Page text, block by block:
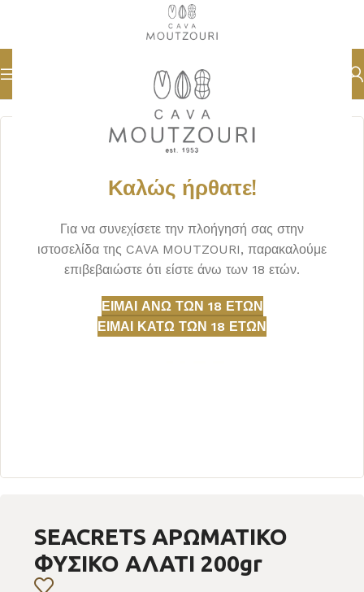
Καλώς ήρθατε!
Για να συνεχίσετε την πλοήγησή σας στην
ιστοσελίδα της CAVA MOUTZOURI, παρακαλούμε
επιβεβαιώστε ότι είστε άνω των 18 ετών.
ΕΊΜΑΙ ΆΝΩ ΤΩΝ 18 ΕΤΏΝ
ΕΊΜΑΙ ΚΆΤΩ ΤΩΝ 18 ΕΤΏΝ
Αρχική σελίδα DELICATESSEN
SEACRETS ΑΡΩΜΑΤΙΚΟ
ΦΥΣΙΚΟ ΑΛΑΤΙ 200gr